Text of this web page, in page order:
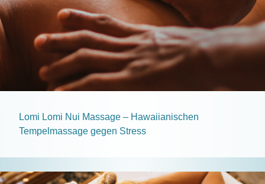
Lomi Lomi Nui Massage – Hawaiianischen
Tempelmassage gegen Stress